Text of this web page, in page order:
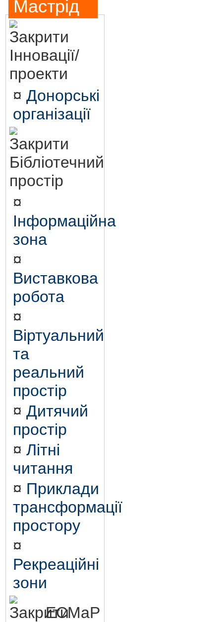
Мастрід
Інновації/
проекти
¤ Донорські
організації
Бібліотечний
простір
¤
Інформаційна
зона
¤
Виставкова
робота
¤
Віртуальний
та
реальний
простір
¤ Дитячий
простір
¤ Літні
читання
¤ Приклади
трансформації
простору
¤
Рекреаційні
зони
ЕСМаР